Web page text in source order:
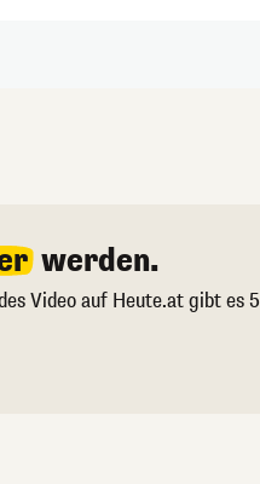
werden.
Video auf Heute.at gibt es